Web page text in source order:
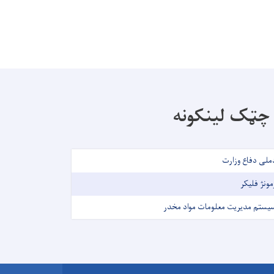
چټک لینکونه
دفاع وزارت
فلیکر
مدیریت معلومات مواد مخدر